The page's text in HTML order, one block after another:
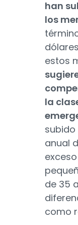
han
los
estos
la
subido
anual
de 35
como